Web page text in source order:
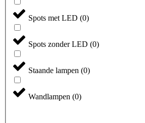
Spots met LED (0)
Spots zonder LED (0)
Staande lampen (0)
Wandlampen (0)